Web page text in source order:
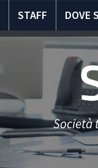
STAFF DOVE
Società